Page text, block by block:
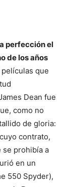
perfección el
de los años
que
Dean fue
como no
de gloria:
contrato,
se prohibía a
en un
550 Spyder),